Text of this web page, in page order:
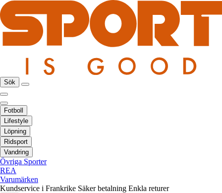
Sök
Fotboll
Lifestyle
Löpning
Ridsport
Vandring
Övriga Sporter
REA
Varumärken
Kundservice i Frankrike Säker betalning Enkla returer